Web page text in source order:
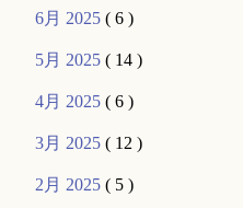
6月 2025( 6 )
5月 2025( 14 )
4月 2025( 6 )
3月 2025( 12 )
2月 2025( 5 )